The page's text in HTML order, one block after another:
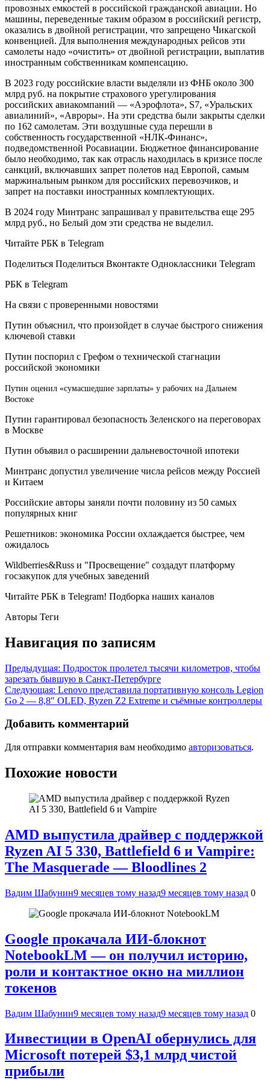
провозных емкостей в российской гражданской авиации. Но
машины, переведенные таким образом в российский регистр,
оказались в двойной регистрации, что запрещено Чикагской
конвенцией. Для выполнения международных рейсов эти
самолеты надо «очистить» от двойной регистрации, выплатив
иностранным собственникам компенсацию.
В 2023 году российские власти выделяли из ФНБ около 300
млрд руб. на покрытие страхового урегулирования
российских авиакомпаний — «Аэрофлота», S7, «Уральских
авиалиний», «Авроры». На эти средства были закрыты сделки
по 162 самолетам. Эти воздушные суда перешли в
собственность государственной «НЛК-Финанс»,
подведомственной Росавиации. Бюджетное финансирование
было необходимо, так как отрасль находилась в кризисе после
санкций, включавших запрет полетов над Европой, самым
маржинальным рынком для российских перевозчиков, и
запрет на поставки иностранных комплектующих.
В 2024 году Минтранс запрашивал у правительства еще 295
млрд руб., но Белый дом эти средства не выделил.
Читайте РБК в Telegram
Поделиться Поделиться Вконтакте Одноклассники Telegram
РБК в Telegram
На связи с проверенными новостями
Путин объяснил, что произойдет в случае быстрого снижения
ключевой ставки
Путин поспорил с Грефом о технической стагнации
российской экономики
Путин оценил «сумасшедшие зарплаты» у рабочих на Дальнем
Востоке
Путин гарантировал безопасность Зеленского на переговорах
в Москве
Путин объявил о расширении дальневосточной ипотеки
Минтранс допустил увеличение числа рейсов между Россией
и Китаем
Российские авторы заняли почти половину из 50 самых
популярных книг
Решетников: экономика России охлаждается быстрее, чем
ожидалось
Wildberries&Russ и "Просвещение" создадут платформу
госзакупок для учебных заведений
Читайте РБК в Telegram! Подборка наших каналов
Авторы Теги
Навигация по записям
Предыдущая: Подросток пролетел тысячи километров, чтобы
зарезать бывшую в Санкт-Петербурге
Следующая: Lenovo представила портативную консоль Legion
Go 2 — 8,8″ OLED, Ryzen Z2 Extreme и съёмные контроллеры
Добавить комментарий
Для отправки комментария вам необходимо авторизоваться.
Похожие новости
AMD выпустила драйвер с поддержкой
Ryzen AI 5 330, Battlefield 6 и Vampire:
The Masquerade — Bloodlines 2
Вадим Шабунин9 месяцев тому назад9 месяцев тому назад 0
Google прокачала ИИ-блокнот
NotebookLM — он получил историю,
роли и контактное окно на миллион
токенов
Вадим Шабунин9 месяцев тому назад9 месяцев тому назад 0
Инвестиции в OpenAI обернулись для
Microsoft потерей $3,1 млрд чистой
прибыли